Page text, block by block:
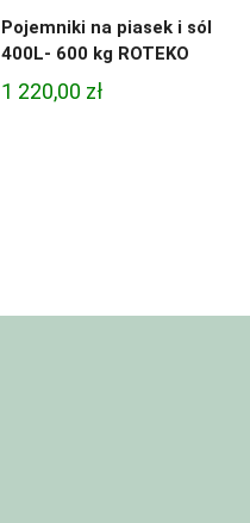
Pojemniki na piasek i sól
400L- 600 kg ROTEKO
1 220,00 zł